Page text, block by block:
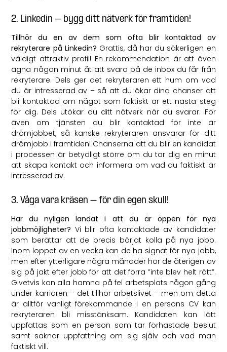
2. Linkedin – bygg ditt nätverk för framtiden!
Tillhör du en av dem som ofta blir kontaktad av
rekryterare på Linkedin? Grattis, då har du säkerligen en
väldigt attraktiv profil! En rekommendation är att även
ägna någon minut åt att svara på de inbox du får från
rekryterare. Dels ger det rekryteraren ett hum om vad
du är intresserad av – så att du ökar dina chanser att
bli kontaktad om något som faktiskt är ett nästa steg
för dig. Dels utökar du ditt nätverk när du svarar. För
även om tjänsten du blir kontaktad för inte är
drömjobbet, så kanske rekryteraren ansvarar för ditt
drömjobb i framtiden! Chanserna att du blir en kandidat
i processen är betydligt större om du tar dig en minut
att skapa kontakt och informera om vad du faktiskt är
intresserad av.
3. Våga vara kräsen – för din egen skull!
Har du nyligen landat i att du är öppen för nya
jobbmöjligheter? Vi blir ofta kontaktade av kandidater
som berättar att de precis börjat kolla på nya jobb.
Inom loppet av en vecka kan de ha signat för nya jobb,
men efter ytterligare några månader hör de återigen av
sig på jakt efter jobb för att det förra ”inte blev helt rätt”.
Givetvis kan alla hamna på fel arbetsplats någon gång
under karriären – det tillhör arbetslivet – men om detta
är alltför vanligt förekommande i en persons CV kan
rekryteraren bli misstänksam. Kandidaten kan lätt
uppfattas som en person som tar förhastade beslut
samt saknar uppfattning om sig själv och vad man
faktiskt vill.